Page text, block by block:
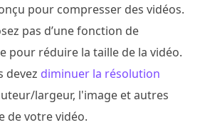
pour compresser des vidéos.
pas d’une fonction de
pour réduire la taille de la vidéo.
devez diminuer la résolution
largeur, l'image et autres
de votre vidéo.